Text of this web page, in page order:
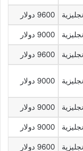
9600 دولار
9000 دولار
9600 دولار
9000 دولار
9000 دولار
9000 دولار
9600 دولار